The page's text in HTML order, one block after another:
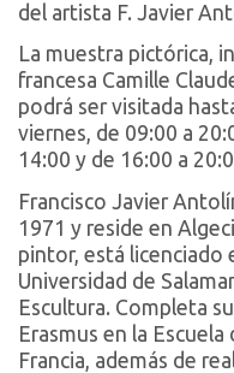
del artista F. Javier
La muestra pictórica,
francesa Camille
podrá ser visitada
viernes, de 09:00 a
14:00 y de 16:00 a
Francisco Javier
1971 y reside en
pintor, está licenciado
Universidad de
Escultura. Completa
Erasmus en la
Francia, además de